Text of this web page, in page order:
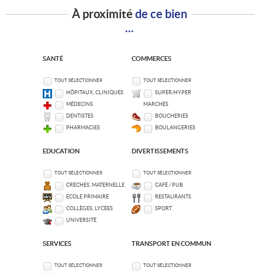
À proximitéde ce bien
...
SANTÉ
TOUT SÉLECTIONNER
HÔPITAUX, CLINIQUES
MÉDECINS
DENTISTES
PHARMACIES
COMMERCES
TOUT SÉLECTIONNER
SUPER/HYPER
MARCHÉS
BOUCHERIES
BOULANGERIES
EDUCATION
TOUT SÉLECTIONNER
CRÈCHES, MATERNELLE
ECOLE PRIMAIRE
COLLÈGES, LYCÉES
UNIVERSITÉ
DIVERTISSEMENTS
TOUT SÉLECTIONNER
CAFÉ / PUB
RESTAURANTS
SPORT
SERVICES
TOUT SÉLECTIONNER
TRANSPORT EN COMMUN
TOUT SÉLECTIONNER